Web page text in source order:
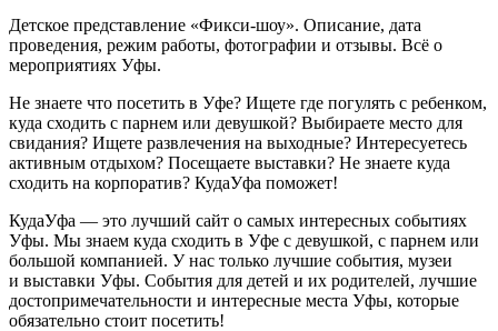
Детское представление «Фикси-шоу». Описание, дата
проведения, режим работы, фотографии и отзывы. Всё о
мероприятиях Уфы.
Не знаете что посетить в Уфе? Ищете где погулять с ребенком,
куда сходить с парнем или девушкой? Выбираете место для
свидания? Ищете развлечения на выходные? Интересуетесь
активным отдыхом? Посещаете выставки? Не знаете куда
сходить на корпоратив? КудаУфа поможет!
КудаУфа — это лучший сайт о самых интересных событиях
Уфы. Мы знаем куда сходить в Уфе с девушкой, с парнем или
большой компанией. У нас только лучшие события, музеи
и выставки Уфы. События для детей и их родителей, лучшие
достопримечательности и интересные места Уфы, которые
обязательно стоит посетить!